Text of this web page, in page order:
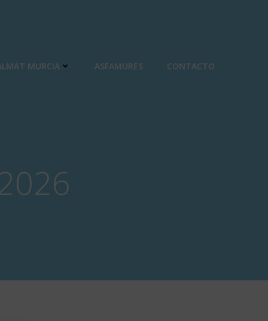
MURCIA ASFAMURES CONTACTO